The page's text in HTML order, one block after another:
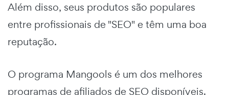
Além disso, seus produtos são populares
entre profissionais de "SEO" e têm uma boa
reputação.
O programa Mangools é um dos melhores
programas de afiliados de SEO disponíveis.